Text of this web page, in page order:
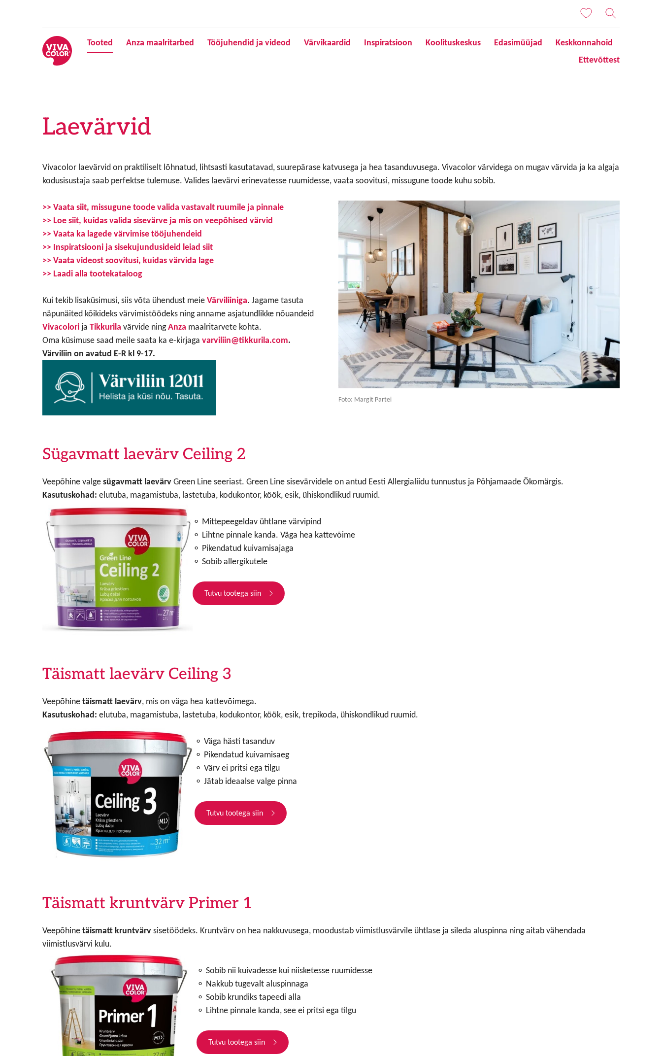
Tooted Anza maalritarbed Tööjuhendid ja videod Värvikaardid Inspiratsioon Koolituskeskus Edasimüüjad
Keskkonnahoid
Ettevõttest
Laevärvid
Vivacolor laevärvid on praktiliselt lõhnatud, lihtsasti kasutatavad, suurepärase katvusega ja hea tasanduvusega. Vivacolor värvidega on mugav värvida ja ka algaja
kodusisustaja saab perfektse tulemuse. Valides laevärvi erinevatesse ruumidesse, vaata soovitusi, missugune toode kuhu sobib.
>> Vaata siit, missugune toode valida vastavalt ruumile ja pinnale
>> Loe siit, kuidas valida sisevärve ja mis on veepõhised värvid
>> Vaata ka lagede värvimise tööjuhendeid
>> Inspiratsiooni ja sisekujundusideid leiad siit
>> Vaata videost soovitusi, kuidas värvida lage
>> Laadi alla tootekataloog
Kui tekib lisaküsimusi, siis võta ühendust meieVärviliiniga. Jagame tasuta
näpunäited kõikideks värvimistöödeks ning anname asjatundlikke nõuandeid
Vivacolori jaTikkurila värvide ningAnza maalritarvete kohta.
Oma küsimuse saad meile saata ka e-kirjagavarviliin@tikkurila.com.
Värviliin on avatud E-R kl 9-17.
Foto: Margit Partei
Sügavmatt laevärv Ceiling 2
Veepõhine valgesügavmatt laevärvGreen Line seeriast. Green Line sisevärvidele on antud Eesti Allergialiidu tunnustus ja Põhjamaade Ökomärgis.
Kasutuskohad:elutuba, magamistuba, lastetuba, kodukontor, köök, esik, ühiskondlikud ruumid.
⚬ Mittepeegeldav ühtlane värvipind
⚬ Lihtne pinnale kanda. Väga hea kattevõime
⚬ Pikendatud kuivamisajaga
⚬ Sobib allergikutele
Tutvu tootega siin
Täismatt laevärv Ceiling 3
Veepõhinetäismatt laevärv, mis on väga hea kattevõimega.
Kasutuskohad:elutuba, magamistuba, lastetuba, kodukontor, köök, esik, trepikoda, ühiskondlikud ruumid.
⚬ Väga hästi tasanduv
⚬ Pikendatud kuivamisaeg
⚬ Värv ei pritsi ega tilgu
⚬ Jätab ideaalse valge pinna
Tutvu tootega siin
Täismatt kruntvärv Primer 1
Veepõhinetäismatt kruntvärvsisetöödeks. Kruntvärv on hea nakkuvusega, moodustab viimistlusvärvile ühtlase ja sileda aluspinna ning aitab vähendada
viimistlusvärvi kulu.
⚬ Sobib nii kuivadesse kui niisketesse ruumidesse
⚬ Nakkub tugevalt aluspinnaga
⚬ Sobib krundiks tapeedi alla
⚬ Lihtne pinnale kanda, see ei pritsi ega tilgu
Tutvu tootega siin